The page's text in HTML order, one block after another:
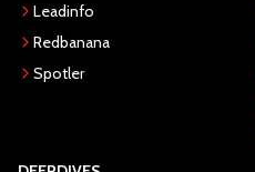
Leadinfo
Redbanana
Spotler